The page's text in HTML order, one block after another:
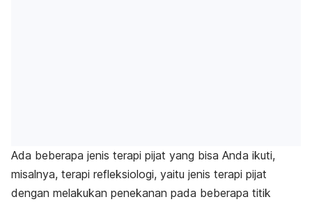
Ada beberapa jenis terapi pijat yang bisa Anda ikuti,
misalnya, terapi refleksiologi, yaitu jenis terapi pijat
dengan melakukan penekanan pada beberapa titik